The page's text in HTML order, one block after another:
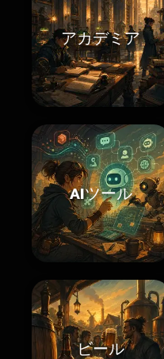
アカデミア
AIツール
ビール